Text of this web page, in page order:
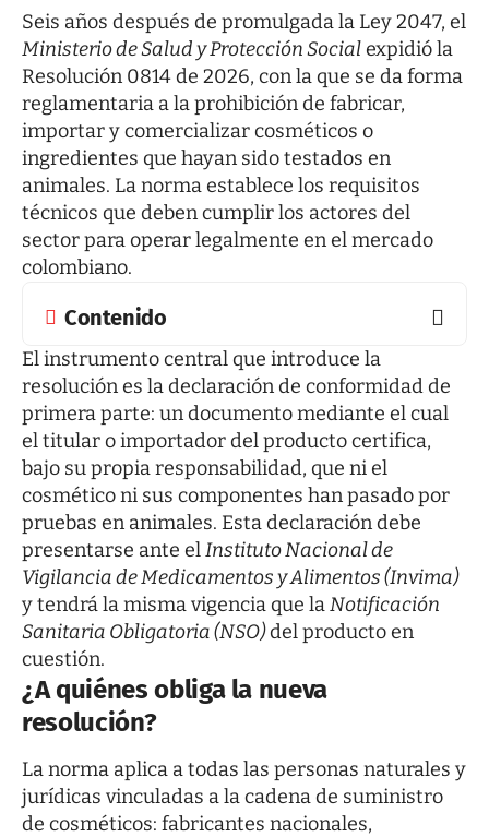
Seis años después de promulgada la Ley 2047, el
Ministerio de Salud y Protección Socialexpidió la
Resolución 0814 de 2026, con la que se da forma
reglamentaria a la prohibición de fabricar,
importar y comercializar cosméticos o
ingredientes que hayan sido testados en
animales. La norma establece los requisitos
técnicos que deben cumplir los actores del
sector para operar legalmente en el mercado
colombiano.
Contenido
El instrumento central que introduce la
resolución es la declaración de conformidad de
primera parte: un documento mediante el cual
el titular o importador del producto certifica,
bajo su propia responsabilidad, que ni el
cosmético ni sus componentes han pasado por
pruebas en animales. Esta declaración debe
presentarse ante elInstituto Nacional de
Vigilancia de Medicamentos y Alimentos (Invima)
y tendrá la misma vigencia que laNotificación
Sanitaria Obligatoria (NSO)del producto en
cuestión.
¿A quiénes obliga la nueva
resolución?
La norma aplica a todas las personas naturales y
jurídicas vinculadas a la cadena de suministro
de cosméticos: fabricantes nacionales,